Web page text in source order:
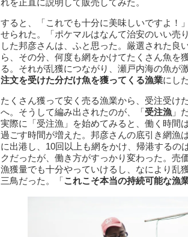
れを正直に説明して販売してみた。
すると、「これでも十分に美味しいですよ！
せられた。「ポケマルはなんて治安のいい売
した邦彦さんは、ふと思った。厳選された良
ら、その分、何度も網をかけてたくさん魚を
る。それが乱獲につながり、瀬戸内海の魚が
注文を受けた分だけ魚を獲ってくる漁業にし
たくさん獲って安く売る漁業から、受注受け
へ。そうして編み出されたのが、「受注漁 」
実際に「受注漁」を始めてみると、働く時間
過ごす時間が増えた。邦彦さんの底引き網漁
に出港し、10回以上も網をかけ、帰港するの
クだったが、働き方がすっかり変わった。売
漁獲量でも十分やっていけるし、なにより乱
三鳥だった。「これこそ本当の持続可能な漁